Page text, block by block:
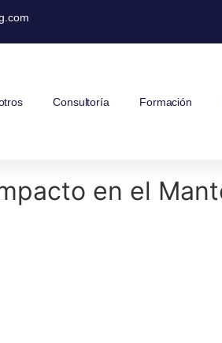
Consultoría Formación
en el